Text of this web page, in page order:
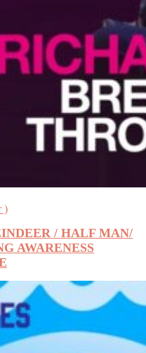
)
/ HALF MAN/
AWARENESS